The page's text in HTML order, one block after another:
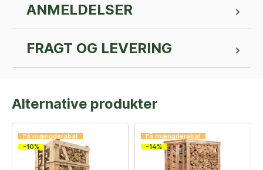
ANMELDELSER
FRAGT OG LEVERING
Alternative produkter
Få mængderabat
-10%
Få mængderabat
-14%